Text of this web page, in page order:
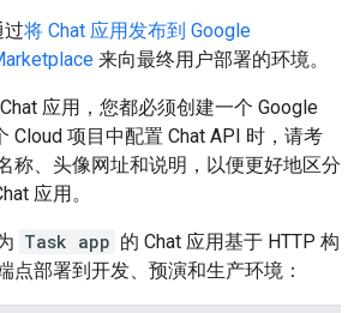
过将 Chat 应用发布到 Google
来向最终用户部署的环境。
应用，您都必须创建一个 Google
Cloud 项目中配置 Chat API 时，请考
称、头像网址和说明，以便更好地区分
应用。
Task app 的 Chat 应用基于 HTTP 构
点部署到开发、预演和生产环境：